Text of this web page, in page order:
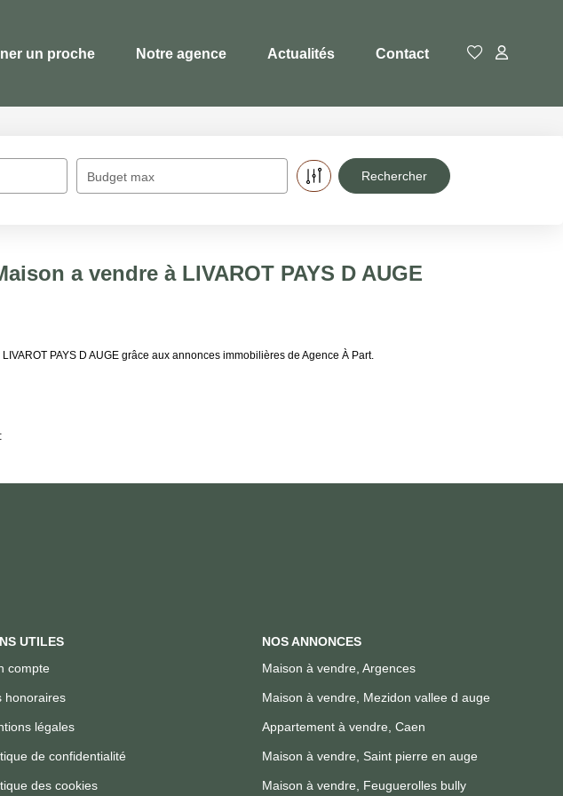
un proche Notre agence Actualités Contact
Budget max
a vendre à LIVAROT PAYS D AUGE
PAYS D AUGE grâce aux annonces immobilières de Agence À Part.
UTILES
compte
honoraires
légales
de confidentialité
des cookies
NOS ANNONCES
Maison à vendre, Argences
Maison à vendre, Mezidon vallee d auge
Appartement à vendre, Caen
Maison à vendre, Saint pierre en auge
Maison à vendre, Feuguerolles bully